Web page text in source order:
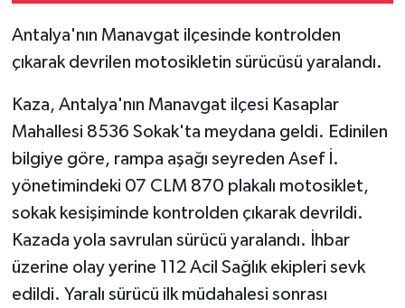
Antalya'nın Manavgat ilçesinde kontrolden
çıkarak devrilen motosikletin sürücüsü yaralandı.
Kaza, Antalya'nın Manavgat ilçesi Kasaplar
Mahallesi 8536 Sokak'ta meydana geldi. Edinilen
bilgiye göre, rampa aşağı seyreden Asef İ.
yönetimindeki 07 CLM 870 plakalı motosiklet,
sokak kesişiminde kontrolden çıkarak devrildi.
Kazada yola savrulan sürücü yaralandı. İhbar
üzerine olay yerine 112 Acil Sağlık ekipleri sevk
edildi. Yaralı sürücü ilk müdahalesi sonrası
SAĞLIK
Tarihi Yapılarımız
Teknoloji
Türkiye
Yerel